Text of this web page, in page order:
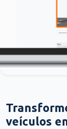
veículos